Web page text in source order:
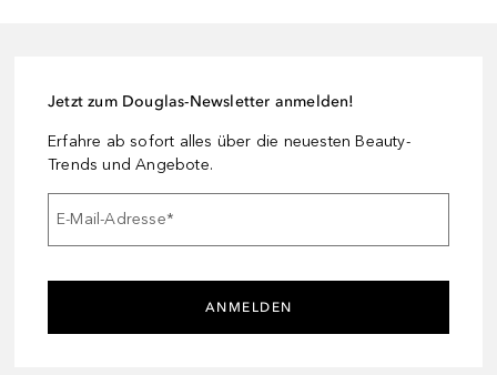
Jetzt zum Douglas-Newsletter anmelden!
Erfahre ab sofort alles über die neuesten Beauty-
Trends und Angebote.
E-Mail-Adresse*
ANMELDEN